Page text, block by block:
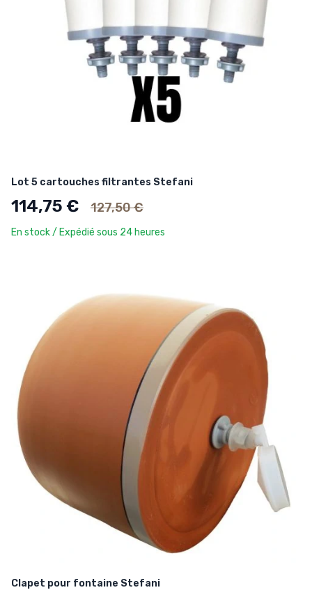
Lot 5 cartouches filtrantes Stefani
114,75 € Ancien prix
127,50 €
En stock / Expédié sous 24 heures
Clapet pour fontaine Stefani